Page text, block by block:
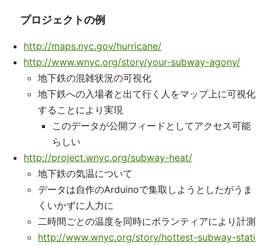
プロジェクトの例
http://maps.nyc.gov/hurricane/
http://www.wnyc.org/story/your-subway-agony/
地下鉄の混雑状況の可視化
地下鉄への入場者と出て行く人をマップ上に可視化
することにより実現
このデータが公開フィードとしてアクセス可能
らしい
http://project.wnyc.org/subway-heat/
地下鉄の気温について
データは自作のArduinoで集取しようとしたがうま
くいかずに人力に
二時間ごとの温度を同時にボランティアにより計測
http://www.wnyc.org/story/hottest-subway-stati